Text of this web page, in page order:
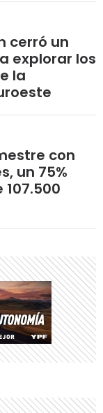
cerró un
explorar los
la
con
un 75%